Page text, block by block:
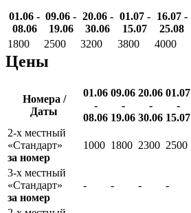
01.06 -
08.06
09.06 -
19.06
20.06 -
30.06
01.07 -
15.07
16.07 -
25.08
1800
2500 3200 3800 4000
Цены
Номера /
Даты
01.06
-
08.06
09.06
-
19.06
20.06
-
30.06
01.07
-
15.07
2-х местный
«Стандарт»
за номер
1000 1800 2300 2500
3-х местный
«Стандарт»
за номер
- - - -